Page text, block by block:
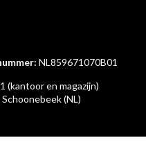
(kantoor en magazijn)
(NL)
NL859671070B01